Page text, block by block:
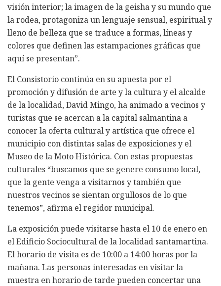
visión interior; la imagen de la geisha y su mundo que
la rodea, protagoniza un lenguaje sensual, espiritual y
lleno de belleza que se traduce a formas, líneas y
colores que definen las estampaciones gráficas que
aquí se presentan”.
El Consistorio continúa en su apuesta por el
promoción y difusión de arte y la cultura y el alcalde
de la localidad, David Mingo, ha animado a vecinos y
turistas que se acercan a la capital salmantina a
conocer la oferta cultural y artística que ofrece el
municipio con distintas salas de exposiciones y el
Museo de la Moto Histórica. Con estas propuestas
culturales “buscamos que se genere consumo local,
que la gente venga a visitarnos y también que
nuestros vecinos se sientan orgullosos de lo que
tenemos”, afirma el regidor municipal.
La exposición puede visitarse hasta el 10 de enero en
el Edificio Sociocultural de la localidad santamartina.
El horario de visita es de 10:00 a 14:00 horas por la
mañana. Las personas interesadas en visitar la
muestra en horario de tarde pueden concertar una